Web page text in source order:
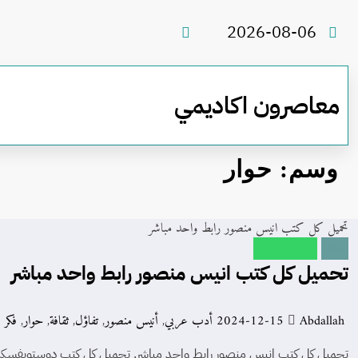
2026-08-06
معاصرون اكاديمي
وسم: حوار
تحميل كل كتب انيس منصور رابط واحد مباشر
تحميل كل كتب انيس منصور رابط واحد مباشر
Abdallah
2024-12-15 أدب عربي,أنيس منصور,تفاؤل,ثقافة,حوار,
تحميل كل كتب انيس منصور رابط واحد مباشر. تحميل كل كتب